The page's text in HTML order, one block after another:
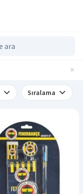
Sıralama